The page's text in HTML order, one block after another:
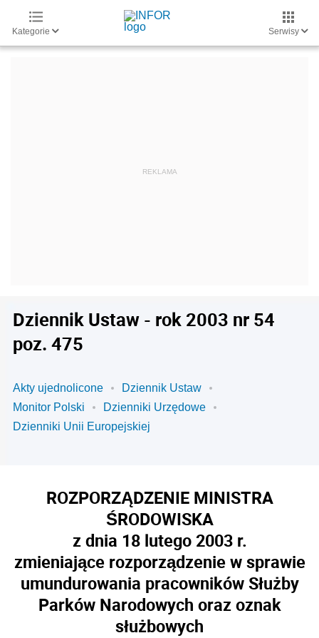
Kategorie Serwisy
Dziennik Ustaw - rok 2003 nr 54
poz. 475
Akty ujednolicone
Dziennik Ustaw
Monitor Polski
Dzienniki Urzędowe
Dzienniki Unii Europejskiej
ROZPORZĄDZENIE MINISTRA
ŚRODOWISKA
z dnia 18 lutego 2003 r.
zmieniające rozporządzenie w sprawie
umundurowania pracowników Służby
Parków Narodowych oraz oznak
służbowych